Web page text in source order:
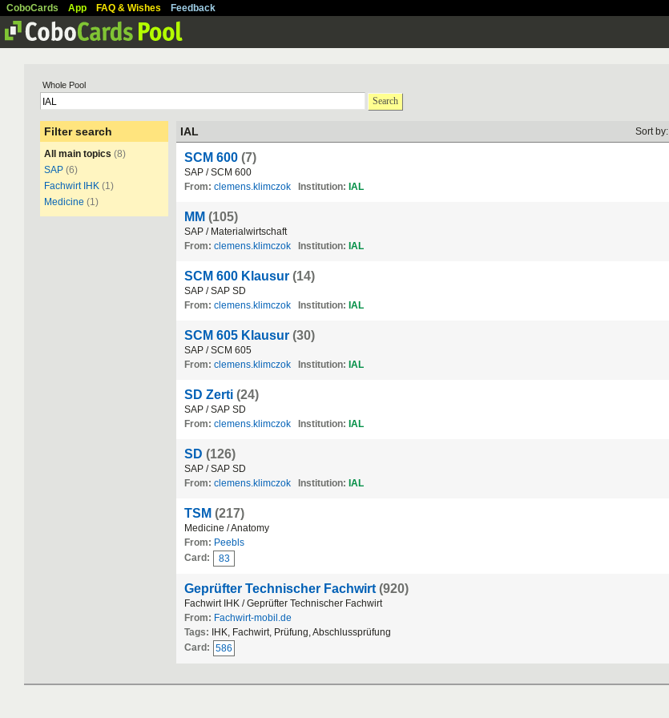
CoboCards App FAQ & Wishes Feedback
Whole Pool
Search
Filter search
All main topics (8)
SAP (6)
Fachwirt IHK (1)
Medicine (1)
IAL Sort by:
SCM 600 (7)
SAP / SCM 600
From: clemens.klimczok Institution: IAL
MM (105)
SAP / Materialwirtschaft
From: clemens.klimczok Institution: IAL
SCM 600 Klausur (14)
SAP / SAP SD
From: clemens.klimczok Institution: IAL
SCM 605 Klausur (30)
SAP / SCM 605
From: clemens.klimczok Institution: IAL
SD Zerti (24)
SAP / SAP SD
From: clemens.klimczok Institution: IAL
SD (126)
SAP / SAP SD
From: clemens.klimczok Institution: IAL
TSM (217)
Medicine / Anatomy
From: Peebls
Card:
83
Geprüfter Technischer Fachwirt (920)
Fachwirt IHK / Geprüfter Technischer Fachwirt
From: Fachwirt-mobil.de
Tags:
IHK, Fachwirt, Prüfung, Abschlussprüfung
Card: 586